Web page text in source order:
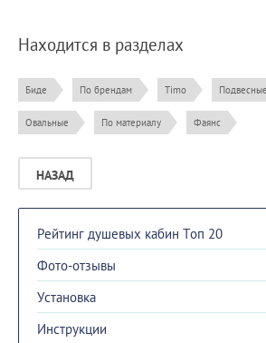
Находится в разделах
Биде По брендам Timo Подвесные
Овальные По материалу Фаянс
НАЗАД
Рейтинг душевых кабин Топ 20
Фото-отзывы
Установка
Инструкции